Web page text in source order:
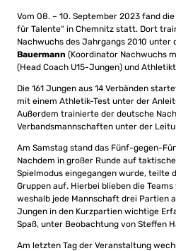
Vom 08. – 10. September 2023 fand
für Talente“ in Chemnitz statt. Dort
Nachwuchs des Jahrgangs 2010 unter
Bauermann (Koordinator Nachwuchs
(Head Coach U15-Jungen) und
Die 161 Jungen aus 14 Verbänden
mit einem Athletik-Test unter der
Außerdem trainierte der deutsche
Verbandsmannschaften unter der
Am Samstag stand das Fünf-gegen-
Nachdem in großer Runde auf
Spielmodus eingegangen wurde, teilte
Gruppen auf. Hierbei blieben die
weshalb jede Mannschaft drei Partien
Jungen in den Kurzpartien wichtige
Spaß, unter Beobachtung von Steffen
Am letzten Tag der Veranstaltung